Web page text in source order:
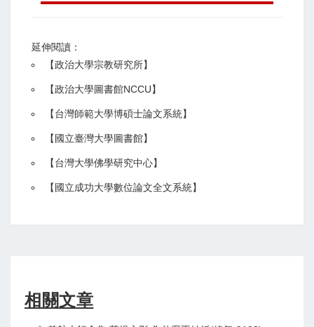
延伸閱讀：
【政治大學宗教研究所】
【政治大學圖書館NCCU】
【台灣師範大學博碩士論文系統】
【 國立臺灣大學圖書館】
【台灣大學佛學研究中心】
【 國立成功大學數位論文全文系統】
相關文章